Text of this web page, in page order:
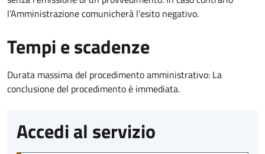
l’Amministrazione comunicherà l’esito negativo.
Tempi e scadenze
Durata massima del procedimento amministrativo: La
conclusione del procedimento è immediata.
Accedi al servizio